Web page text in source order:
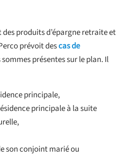
produits d’épargne retraite et
prévoit descas de
présentes sur le plan. Il
principale,
principale à la suite
son conjoint marié ou